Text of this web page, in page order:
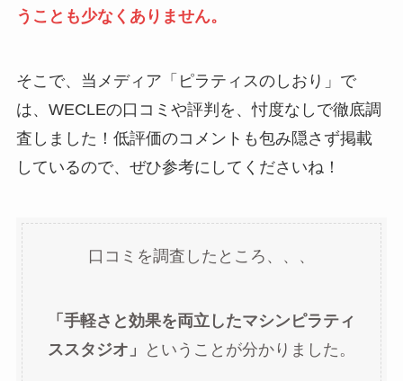
うことも少なくありません。
そこで、当メディア「ピラティスのしおり」で
は、WECLEの口コミや評判を、忖度なしで徹底調
査しました！低評価のコメントも包み隠さず掲載
しているので、ぜひ参考にしてくださいね！
口コミを調査したところ、、、
「手軽さと効果を両立したマシンピラティ
ススタジオ」
ということが分かりました。